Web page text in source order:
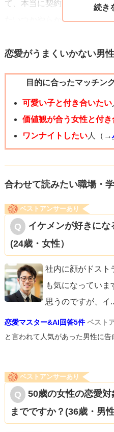
て、本当に契約する気がある
たいつかやらかしそうだな
います。
で一気に忙しくなるお仕事
いったときは週末など休み
ると思います。先日のドタ
かもしれません。さらに、杉
で、外出を控えている方か
見のお誘い、行きたいのは
の日にまで引きずりたくない
ってしまう＝乗り気でなく
ます。
これらのことを踏まえ、ま
行くこと」はあきらめてあげ
ん。その代わり、金曜日の夜
絡を入れてあげてもよいかも
思います。お返事も、土曜日
ちでいてあげてください。
点では考えられず、日曜日
恋愛がうまくいかない男
目的に合ったマッチン
可愛い子と付き合いたい
価値観が合う女性と付き
ワンナイトしたい人（→
合わせて読みたい職場・
ベストアンサーあり
イケメンが好きにな
(24歳・女性）
社内に顔がドスト
も気になっていま
思うのですが、イ
恋愛マスター&AI回答5件 ベスト
と言われて人気があった男性に告
ベストアンサーあり
50歳の女性の恋愛
までですか？(36歳・男性